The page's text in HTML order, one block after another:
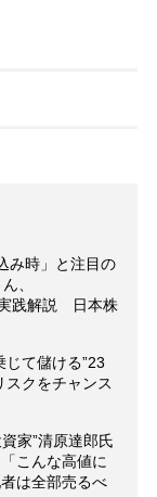
み時」と注目の
、
践解説 日本株
て儲ける”23
スクをチャンス
家”清原達郎氏
こんな高値に
は全部売るべ